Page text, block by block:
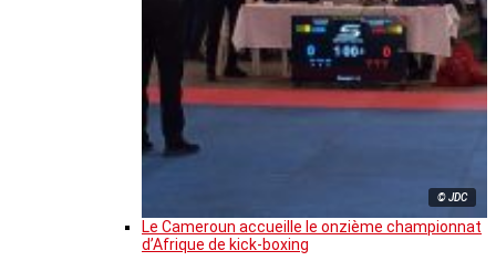
© JDC
Le Cameroun accueille le onzième championnat
d’Afrique de kick-boxing